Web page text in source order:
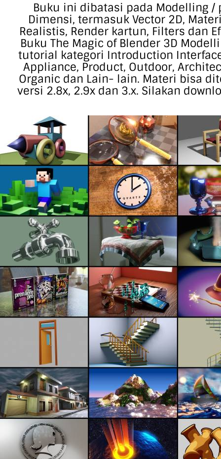
Buku ini dibatasi pada Modelling /
Dimensi, termasuk Vector 2D,
Realistis, Render kartun, Filters dan
Buku The Magic of Blender 3D
tutorial kategori Introduction
Appliance, Product, Outdoor,
Organic dan Lain- lain. Materi bisa
versi 2.8x, 2.9x dan 3.x. Silakan